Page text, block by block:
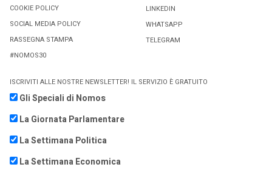
COOKIE POLICY
SOCIAL MEDIA POLICY
RASSEGNA STAMPA
#NOMOS30
LINKEDIN
WHATSAPP
TELEGRAM
ISCRIVITI ALLE NOSTRE NEWSLETTER! IL SERVIZIO È GRATUITO
Gli Speciali di Nomos
La Giornata Parlamentare
La Settimana Politica
La Settimana Economica